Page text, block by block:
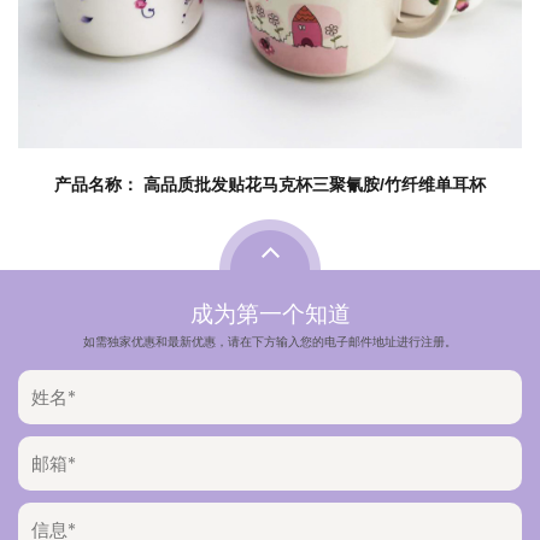
产品名称： 高品质批发贴花马克杯三聚氰胺/竹纤维单耳杯
成为第一个知道
如需独家优惠和最新优惠，请在下方输入您的电子邮件地址进行注册。